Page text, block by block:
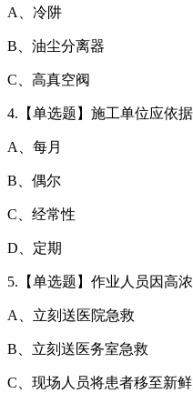
A、冷阱
B、油尘分离器
C、高真空阀
4.【单选题】施工单位应依
A、每月
B、偶尔
C、经常性
D、定期
5.【单选题】作业人员因高
A、立刻送医院急救
B、立刻送医务室急救
C、现场人员将患者移至新